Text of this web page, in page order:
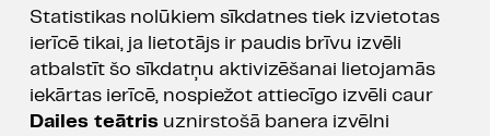
Statistikas nolūkiem sīkdatnes tiek izvietotas
ierīcē tikai, ja lietotājs ir paudis brīvu izvēli
atbalstīt šo sīkdatņu aktivizēšanai lietojamās
iekārtas ierīcē, nospiežot attiecīgo izvēli caur
Dailes teātrisuznirstošā banera izvēlni